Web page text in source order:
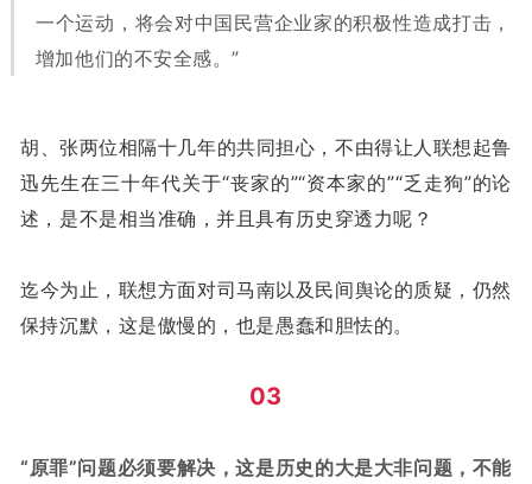
一个运动，将会对中国民营企业家的积极性造成打击，
增加他们的不安全感。”
胡、张两位相隔十几年的共同担心，不由得让人联想起鲁
迅先生在三十年代关于“丧家的”“资本家的”“乏走狗”的论
述，是不是相当准确，并且具有历史穿透力呢？
迄今为止，联想方面对司马南以及民间舆论的质疑，仍然
保持沉默，这是傲慢的，也是愚蠢和胆怯的。
03
“原罪”问题必须要解决，这是历史的大是大非问题，不能